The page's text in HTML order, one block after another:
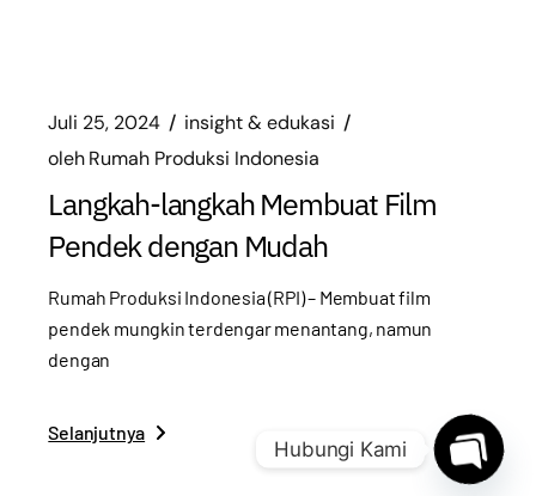
Juli 25, 2024
insight & edukasi
olehRumah Produksi Indonesia
Langkah-langkah Membuat Film
Pendek dengan Mudah
Rumah Produksi Indonesia (RPI) – Membuat film
pendek mungkin terdengar menantang, namun
dengan
Selanjutnya
Hubungi Kami